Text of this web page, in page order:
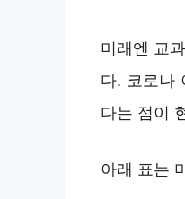
미래엔 교
다. 코로나
다는 점이
아래 표는